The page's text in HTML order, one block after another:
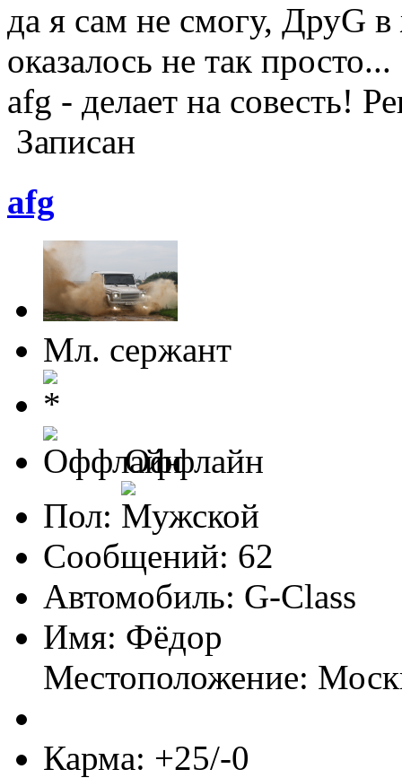
да я сам не смогу, ДруG
оказалось не так просто...
afg - делает на совесть!
Записан
afg
Мл. сержант
Оффлайн
Пол:
Сообщений: 62
Автомобиль: G-Class
Имя: Фёдор
Местоположение:
Карма: +25/-0